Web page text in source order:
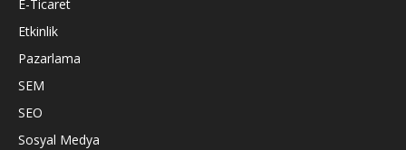
E-Ticaret
Etkinlik
Pazarlama
SEM
SEO
Sosyal Medya